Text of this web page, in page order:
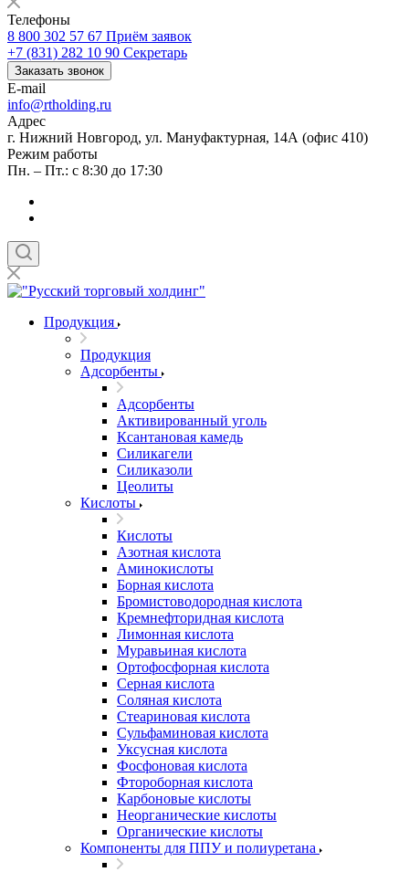
Телефоны
8 800 302 57 67 Приём заявок
+7 (831) 282 10 90 Секретарь
Заказать звонок
E-mail
info@rtholding.ru
Адрес
г. Нижний Новгород, ул. Мануфактурная, 14А (офис 410)
Режим работы
Пн. – Пт.: с 8:30 до 17:30
Продукция
Продукция
Адсорбенты
Адсорбенты
Активированный уголь
Ксантановая камедь
Силикагели
Силиказоли
Цеолиты
Кислоты
Кислоты
Азотная кислота
Аминокислоты
Борная кислота
Бромистоводородная кислота
Кремнефторидная кислота
Лимонная кислота
Муравьиная кислота
Ортофосфорная кислота
Серная кислота
Соляная кислота
Стеариновая кислота
Сульфаминовая кислота
Уксусная кислота
Фосфоновая кислота
Фтороборная кислота
Карбоновые кислоты
Неорганические кислоты
Органические кислоты
Компоненты для ППУ и полиуретана